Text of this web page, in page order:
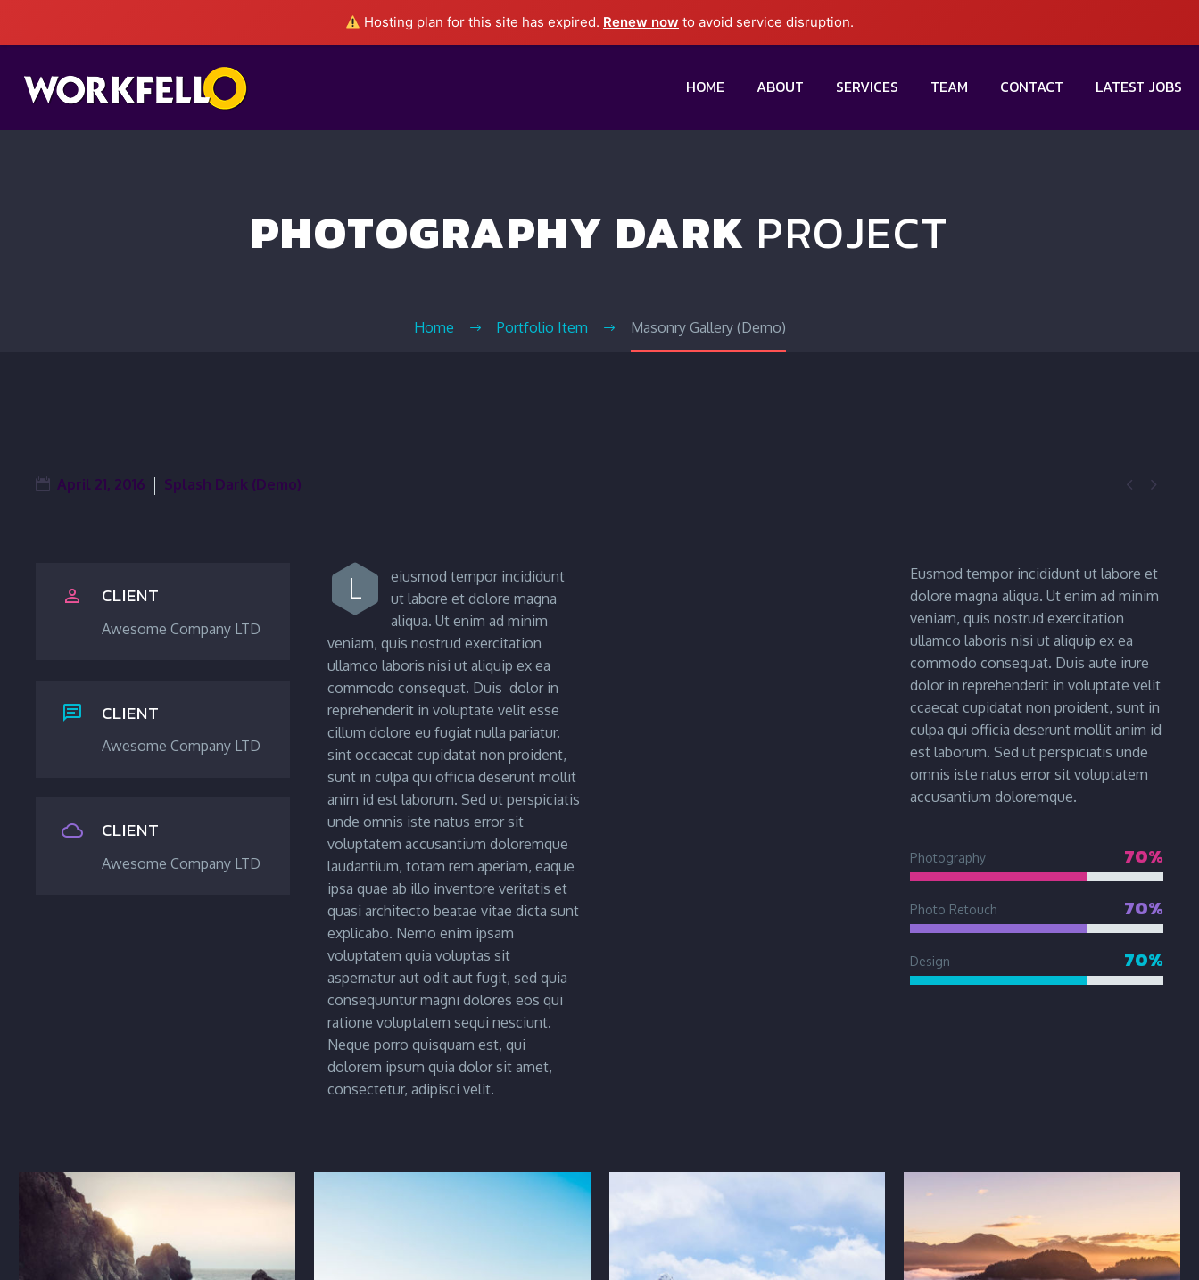
Hosting plan for this site has expired. Renew now to avoid service disruption.
HOME ABOUT SERVICES TEAM CONTACT LATEST JOBS
PHOTOGRAPHY DARK PROJECT
Home Portfolio Item Masonry Gallery (Demo)
 
April 21, 2016 Splash Dark (Demo)

 CLIENT
Awesome Company LTD

 CLIENT
Awesome Company LTD

 CLIENT
Awesome Company LTD
L
eiusmod tempor incididunt
ut labore et dolore magna
aliqua. Ut enim ad minim
veniam, quis nostrud exercitation
ullamco laboris nisi ut aliquip ex ea
commodo consequat. Duis dolor in
reprehenderit in voluptate velit esse
cillum dolore eu fugiat nulla pariatur.
sint occaecat cupidatat non proident,
sunt in culpa qui officia deserunt mollit
anim id est laborum. Sed ut perspiciatis
unde omnis iste natus error sit
voluptatem accusantium doloremque
laudantium, totam rem aperiam, eaque
ipsa quae ab illo inventore veritatis et
quasi architecto beatae vitae dicta sunt
explicabo. Nemo enim ipsam
voluptatem quia voluptas sit
aspernatur aut odit aut fugit, sed quia
consequuntur magni dolores eos qui
ratione voluptatem sequi nesciunt.
Neque porro quisquam est, qui
dolorem ipsum quia dolor sit amet,
consectetur, adipisci velit.
Eusmod tempor incididunt ut labore et
dolore magna aliqua. Ut enim ad minim
veniam, quis nostrud exercitation
ullamco laboris nisi ut aliquip ex ea
commodo consequat. Duis aute irure
dolor in reprehenderit in voluptate velit
ccaecat cupidatat non proident, sunt in
culpa qui officia deserunt mollit anim id
est laborum. Sed ut perspiciatis unde
omnis iste natus error sit voluptatem
accusantium doloremque.
Photography 70%
Photo Retouch 70%
Design 70%